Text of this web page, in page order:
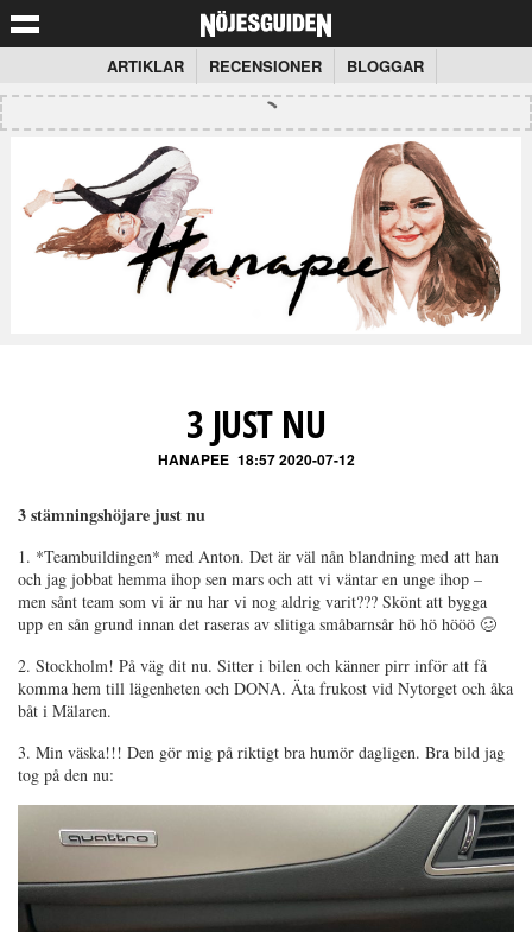
ARTIKLAR RECENSIONER BLOGGAR
3 JUST NU
HANAPEE 18:57 2020-07-12
3 stämningshöjare just nu
1. *Teambuildingen* med Anton. Det är väl nån blandning med att han
och jag jobbat hemma ihop sen mars och att vi väntar en unge ihop –
men sånt team som vi är nu har vi nog aldrig varit??? Skönt att bygga
upp en sån grund innan det raseras av slitiga småbarnsår hö hö hööö 🥴
2. Stockholm! På väg dit nu. Sitter i bilen och känner pirr inför att få
komma hem till lägenheten och DONA. Äta frukost vid Nytorget och åka
båt i Mälaren.
3. Min väska!!! Den gör mig på riktigt bra humör dagligen. Bra bild jag
tog på den nu: